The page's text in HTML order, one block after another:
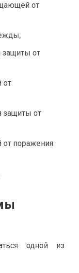
от
защиты от
от
защиты от
поражения
одной из